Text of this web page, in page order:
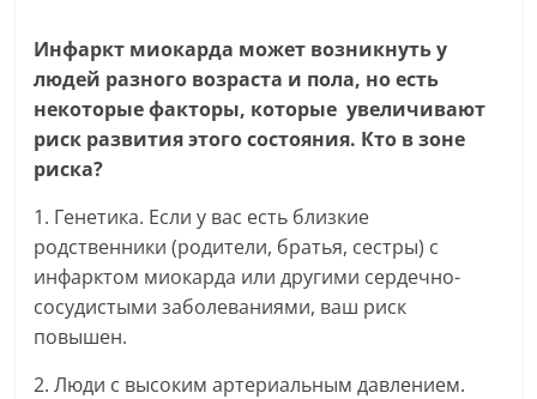
Инфаркт миокарда может возникнуть у
людей разного возраста и пола, но есть
некоторые факторы, которые увеличивают
риск развития этого состояния. Кто в зоне
риска?
1. Генетика. Если у вас есть близкие
родственники (родители, братья, сестры) с
инфарктом миокарда или другими сердечно-
сосудистыми заболеваниями, ваш риск
повышен.
2. Люди с высоким артериальным давлением.